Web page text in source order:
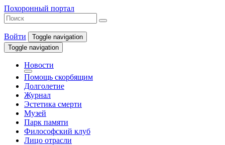
Похоронный портал
Войти
Toggle navigation
Toggle navigation
Новости
Помощь скорбящим
Долголетие
Журнал
Эстетика смерти
Музей
Парк памяти
Философский клуб
Лицо отрасли